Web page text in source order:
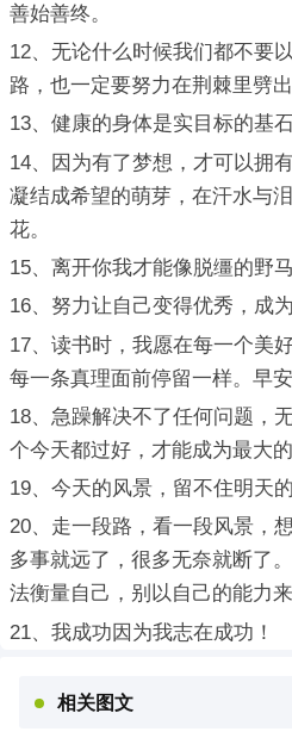
善始善终。
12、无论什么时候我们都不要
路，也一定要努力在荆棘里劈出
13、健康的身体是实目标的基石
14、因为有了梦想，才可以拥
凝结成希望的萌芽，在汗水与
花。
15、离开你我才能像脱缰的野
16、努力让自己变得优秀，成
17、读书时，我愿在每一个美
每一条真理面前停留一样。早安
18、急躁解决不了任何问题，
个今天都过好，才能成为最大的
19、今天的风景，留不住明天
20、走一段路，看一段风景，
多事就远了，很多无奈就断了
法衡量自己，别以自己的能力
21、我成功因为我志在成功！
相关图文